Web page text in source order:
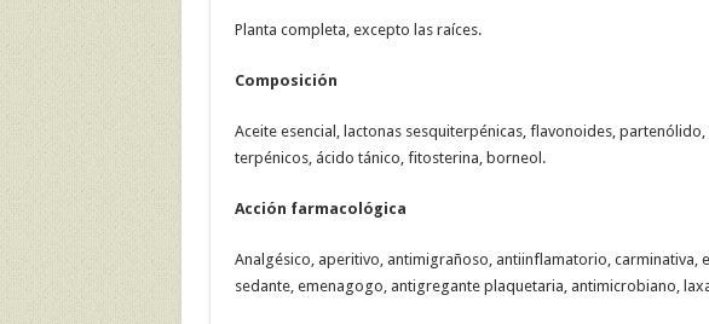
Planta completa, excepto las raíces.
Composición
Aceite esencial, lactonas sesquiterpénicas, flavonoides,
terpénicos, ácido tánico, fitosterina, borneol.
Acción farmacológica
Analgésico, aperitivo, antimigrañoso, antiinflamatorio, carminativa,
sedante, emenagogo, antigregante plaquetaria, antimicrobiano,